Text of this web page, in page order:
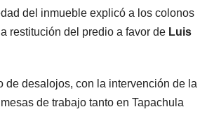
del inmueble explicó a los colonos
restitución del predio a favor de Luis
de desalojos, con la intervención de la
de trabajo tanto en Tapachula